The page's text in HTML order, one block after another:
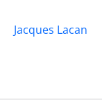
Jacques Lacan